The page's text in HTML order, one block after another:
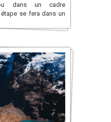
dans un cadre
étape se fera dans un